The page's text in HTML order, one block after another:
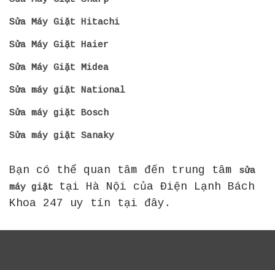
Sửa Máy Giặt Hitachi
Sửa Máy Giặt Haier
Sửa Máy Giặt Midea
Sửa máy giặt National
Sửa máy giặt Bosch
Sửa máy giặt Sanaky
Bạn có thể quan tâm đến trung tâm
sửa
máy giặt
tại Hà Nội của Điện Lạnh Bách
Khoa 247 uy tín tại đây.